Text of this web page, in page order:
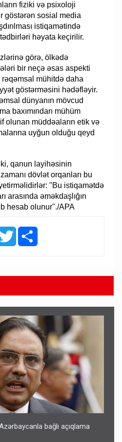
fiziki və psixoloji
göstərən sosial media
istiqamətində
həyata keçirilir.
görə, ölkədə
bir neçə əsas aspekti
rəqəmsal mühitdə daha
göstərməsini hədəfləyir.
dünyanın mövcud
baxımından mühüm
olunan müddəaların etik və
uyğun olduğu qeyd
qanun layihəsinin
dövlət orqanları bu
"Bu istiqamətdə
arasında əməkdaşlığın
hesab olunur"./APA
Twitter
bağlı açıqlama